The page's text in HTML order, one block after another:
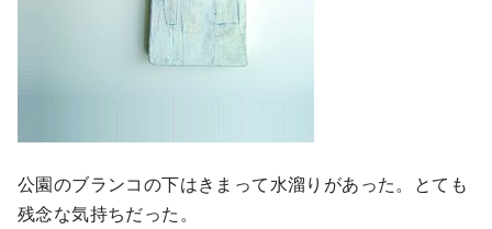
公園のブランコの下はきまって水溜りがあった。とても
残念な気持ちだった。